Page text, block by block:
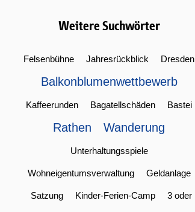
Weitere Suchwörter
Felsenbühne Jahresrückblick Dresden
Balkonblumenwettbewerb
Kaffeerunden Bagatellschäden Bastei
Rathen Wanderung
Unterhaltungsspiele
Wohneigentumsverwaltung Geldanlage
Satzung Kinder-Ferien-Camp 3 oder